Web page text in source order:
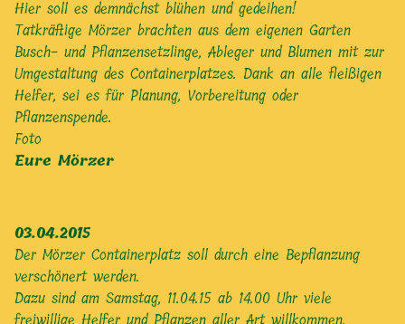
Hier soll es demnächst blühen und gedeihen!
Tatkräftige Mörzer brachten aus dem eigenen Garten
Busch- und Pflanzensetzlinge, Ableger und Blumen mit zur
Umgestaltung des Containerplatzes. Dank an alle fleißigen
Helfer, sei es für Planung, Vorbereitung oder
Pflanzenspende.
Foto
Eure Mörzer
03.04.2015
Der Mörzer Containerplatz soll durch eine Bepflanzung
verschönert werden.
Dazu sind am Samstag, 11.04.15 ab 14.00 Uhr viele